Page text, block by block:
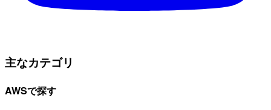
主なカテゴリ
AWSで探す